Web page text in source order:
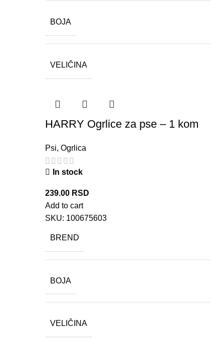
BOJA
VELIČINA
HARRY Ogrlice za pse – 1 kom
Psi, Ogrlica
In stock
239.00 RSD
Add to cart
SKU: 100675603
BREND
BOJA
VELIČINA